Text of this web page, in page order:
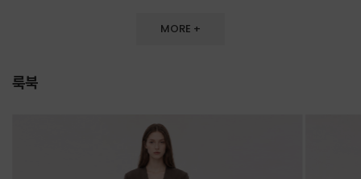
MORE +
룩북